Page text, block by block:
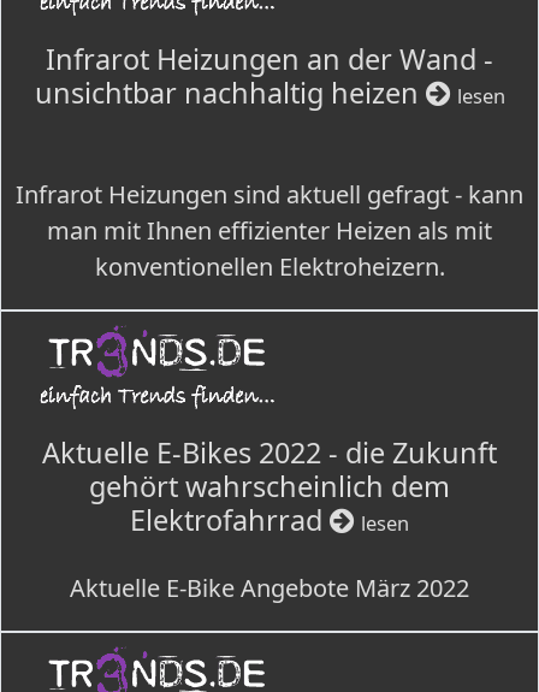
Infrarot Heizungen an der Wand -
unsichtbar nachhaltig heizen
lesen
Infrarot Heizungen sind aktuell gefragt - kann
man mit Ihnen effizienter Heizen als mit
konventionellen Elektroheizern.
Aktuelle E-Bikes 2022 - die Zukunft
gehört wahrscheinlich dem
Elektrofahrrad
lesen
Aktuelle E-Bike Angebote März 2022